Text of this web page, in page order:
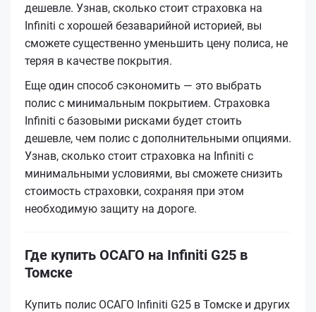
дешевле. Узнав, сколько стоит страховка на
Infiniti с хорошей безаварийной историей, вы
сможете существенно уменьшить цену полиса, не
теряя в качестве покрытия.
Еще один способ сэкономить — это выбрать
полис с минимальным покрытием. Страховка
Infiniti с базовыми рисками будет стоить
дешевле, чем полис с дополнительными опциями.
Узнав, сколько стоит страховка на Infiniti с
минимальными условиями, вы сможете снизить
стоимость страховки, сохраняя при этом
необходимую защиту на дороге.
Где купить ОСАГО на Infiniti G25 в
Томске
Купить полис ОСАГО Infiniti G25 в Томске и других